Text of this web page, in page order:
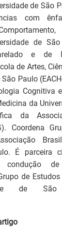
de São
com
de
e de
de Artes,
Paulo
Cognitiva
da
da
Coordena
É parceira
de
de
de São